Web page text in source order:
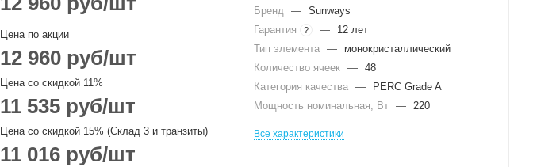
Цена по акции
12 960 руб/шт
Цена со скидкой 11%
11 535 руб/шт
Цена со скидкой 15% (Склад 3 и транзиты)
11 016 руб/шт
Бренд — Sunways
Гарантия
? —
12 лет
Тип элемента —
монокристаллический
Количество ячеек — 48
Категория качества —
PERC Grade A
Мощность номинальная, Вт — 220
Все характеристики